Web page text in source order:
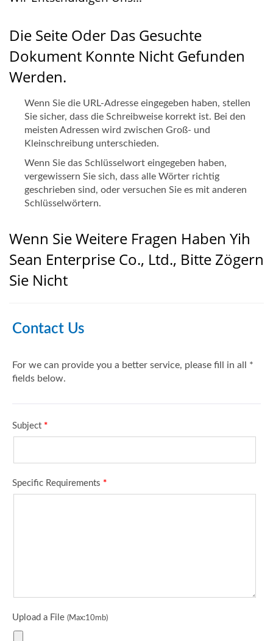
Die Seite Oder Das Gesuchte
Dokument Konnte Nicht Gefunden
Werden.
Wenn Sie die URL-Adresse eingegeben haben, stellen
Sie sicher, dass die Schreibweise korrekt ist. Bei den
meisten Adressen wird zwischen Groß- und
Kleinschreibung unterschieden.
Wenn Sie das Schlüsselwort eingegeben haben,
vergewissern Sie sich, dass alle Wörter richtig
geschrieben sind, oder versuchen Sie es mit anderen
Schlüsselwörtern.
Wenn Sie Weitere Fragen Haben Yih
Sean Enterprise Co., Ltd., Bitte Zögern
Sie Nicht